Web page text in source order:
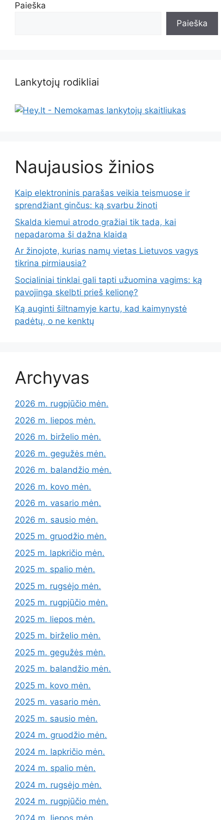
Paieška
Paieška
Lankytojų rodikliai
Naujausios žinios
Kaip elektroninis parašas veikia teismuose ir
sprendžiant ginčus: ką svarbu žinoti
Skalda kiemui atrodo gražiai tik tada, kai
nepadaroma ši dažna klaida
Ar žinojote, kurias namų vietas Lietuvos vagys
tikrina pirmiausia?
Socialiniai tinklai gali tapti užuomina vagims: ką
pavojinga skelbti prieš kelionę?
Ką auginti šiltnamyje kartu, kad kaimynystė
padėtų, o ne kenktų
Archyvas
2026 m. rugpjūčio mėn.
2026 m. liepos mėn.
2026 m. birželio mėn.
2026 m. gegužės mėn.
2026 m. balandžio mėn.
2026 m. kovo mėn.
2026 m. vasario mėn.
2026 m. sausio mėn.
2025 m. gruodžio mėn.
2025 m. lapkričio mėn.
2025 m. spalio mėn.
2025 m. rugsėjo mėn.
2025 m. rugpjūčio mėn.
2025 m. liepos mėn.
2025 m. birželio mėn.
2025 m. gegužės mėn.
2025 m. balandžio mėn.
2025 m. kovo mėn.
2025 m. vasario mėn.
2025 m. sausio mėn.
2024 m. gruodžio mėn.
2024 m. lapkričio mėn.
2024 m. spalio mėn.
2024 m. rugsėjo mėn.
2024 m. rugpjūčio mėn.
2024 m. liepos mėn.